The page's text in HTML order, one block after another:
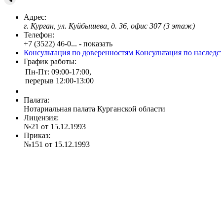
Адрес:
г. Курган, ул. Куйбышева, д. 36, офис 307 (3 этаж)
Телефон:
+7 (3522) 46-0... - показать
Консультация по доверенностям Консультация по
График работы:
Пн-Пт: 09:00-17:00,
перерыв 12:00-13:00
Палата:
Нотариальная палата Курганской области
Лицензия:
№21 от 15.12.1993
Приказ:
№151 от 15.12.1993